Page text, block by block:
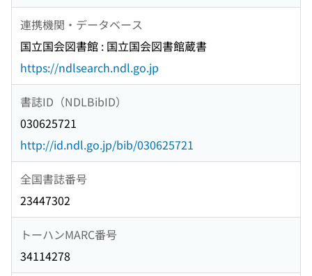
連携機関・データベース
国立国会図書館 : 国立国会図書館蔵書
https://ndlsearch.ndl.go.jp
書誌ID（NDLBibID）
030625721
http://id.ndl.go.jp/bib/030625721
全国書誌番号
23447302
トーハンMARC番号
34114278